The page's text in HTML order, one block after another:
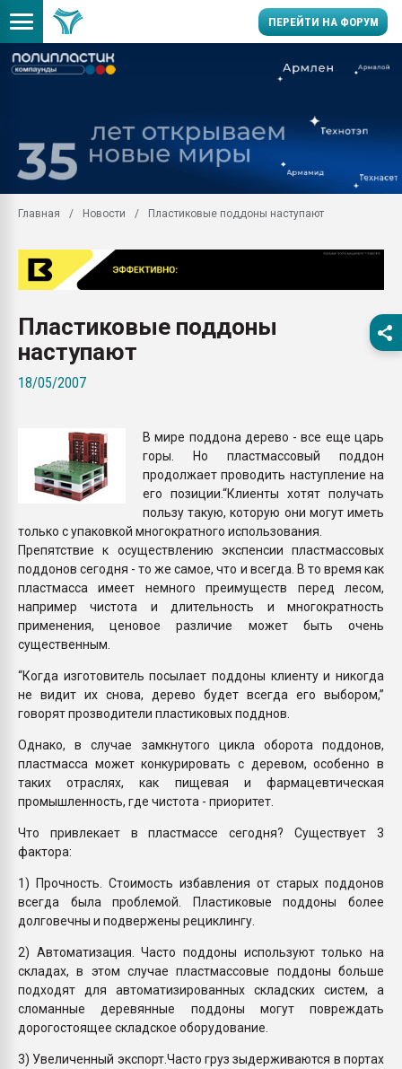
ПЕРЕЙТИ НА ФОРУМ
цикла
заводу пластмасс"
Помощь в подборе
Вакуум-формовочные
первый план в
бутылок
ПЕРЕЙТИ НА
Главная Новости Пластиковые поддоны наступают
Пластиковые поддоны
наступают
18/05/2007
В мире поддона дерево - все еще царь
горы. Но пластмассовый поддон
продолжает проводить наступление на
его позиции.“Клиенты хотят получать
пользу такую, которую они могут иметь
только с упаковкой многократного использования.
Препятствие к осуществлению экспенсии пластмассовых
поддонов сегодня - то же самое, что и всегда. В то время как
пластмасса имеет немного преимуществ перед лесом,
например чистота и длительность и многократность
применения, ценовое различие может быть очень
существенным.
“Когда изготовитель посылает поддоны клиенту и никогда
не видит их снова, дерево будет всегда его выбором,”
говорят прозводители пластиковых подднов.
Однако, в случае замкнутого цикла оборота поддонов,
пластмасса может конкурировать с деревом, особенно в
таких отраслях, как пищевая и фармацевтическая
промышленность, где чистота - приоритет.
Что привлекает в пластмассе сегодня? Существует 3
фактора:
1) Прочность. Стоимость избавления от старых поддонов
всегда была проблемой. Пластиковые поддоны более
долговечны и подвержены рециклингу.
2) Автоматизация. Часто поддоны используют только на
складах, в этом случае пластмассовые поддоны больше
подходят для автоматизированных складских систем, а
сломанные деревянные поддоны могут повреждать
дорогостоящее складское оборудование.
3) Увеличенный экспорт.Часто груз зыдерживаются в портах